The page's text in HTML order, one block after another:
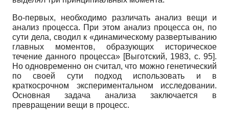
Во-первых, необходимо различать анализ вещи и
анализ процесса. При этом анализ процесса он, по
сути дела, сводил к «динамическому развертыванию
главных моментов, образующих историческое
течение данного процесса» [Выготский, 1983, с. 95].
Но одновременно он считал, что можно генетический
по своей сути подход использовать и в
краткосрочном экспериментальном исследовании.
Основная задача анализа заключается в
превращении вещи в процесс.